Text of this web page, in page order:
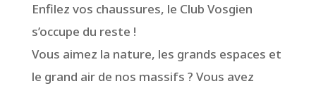
Enfilez vos chaussures, le Club Vosgien
s’occupe du reste !
Vous aimez la nature, les grands espaces et
le grand air de nos massifs ? Vous avez